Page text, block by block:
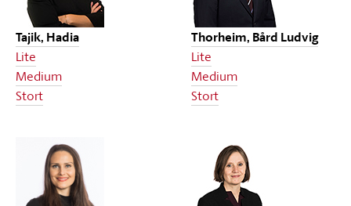
Tajik, Hadia
Lite
Medium
Stort
Thorheim, Bård Ludvig
Lite
Medium
Stort